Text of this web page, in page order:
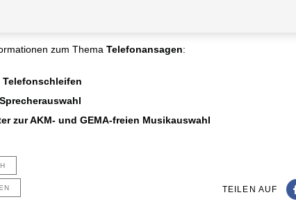
zum Thema Telefonansagen:
zur AKM- und GEMA-freien Musikauswahl
TEILEN AUF